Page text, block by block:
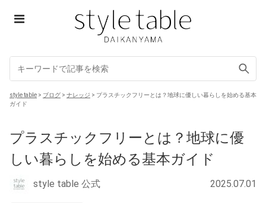
Skip
style table > ブログ > ナレッジ > プラスチックフリーとは？地球に優しい暮らしを始める基本
ガイド
プラスチックフリーとは？地球に優
しい暮らしを始める基本ガイド
style table 公式 2025.07.01